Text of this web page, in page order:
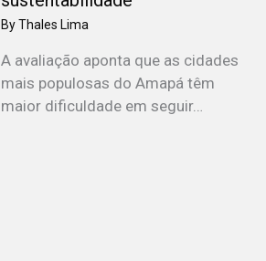
ByThales Lima
A avaliação aponta que as cidades
mais populosas do Amapá têm
maior dificuldade em seguir…